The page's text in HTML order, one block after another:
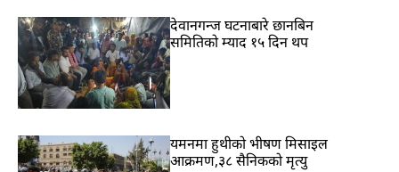
देवानगन्ज घटनाबारे छानबिन
समितिको म्याद १५ दिन थप
यमनमा हुथीको भीषण मिसाइल
आक्रमण,३८ सैनिकको मृत्यु